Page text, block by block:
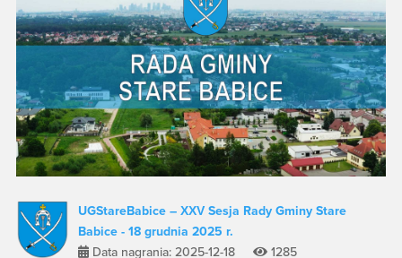
UGStareBabice – XXV Sesja Rady Gminy Stare
Babice - 18 grudnia 2025 r.
Data nagrania: 2025-12-18
1285